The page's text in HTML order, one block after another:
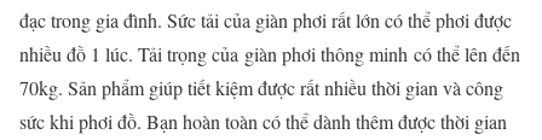
đạc trong gia đình. Sức tải của giàn phơi rất lớn có thể phơi được
nhiều đồ 1 lúc. Tải trọng của giàn phơi thông minh có thể lên đến
70kg. Sản phẩm giúp tiết kiệm được rất nhiều thời gian và công
sức khi phơi đồ. Bạn hoàn toàn có thể dành thêm được thời gian